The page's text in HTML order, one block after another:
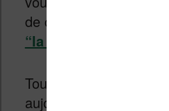
de cet écran, je vous
“la révolution couleur
Tout d’abord, la partie
aujourd’hui totalement